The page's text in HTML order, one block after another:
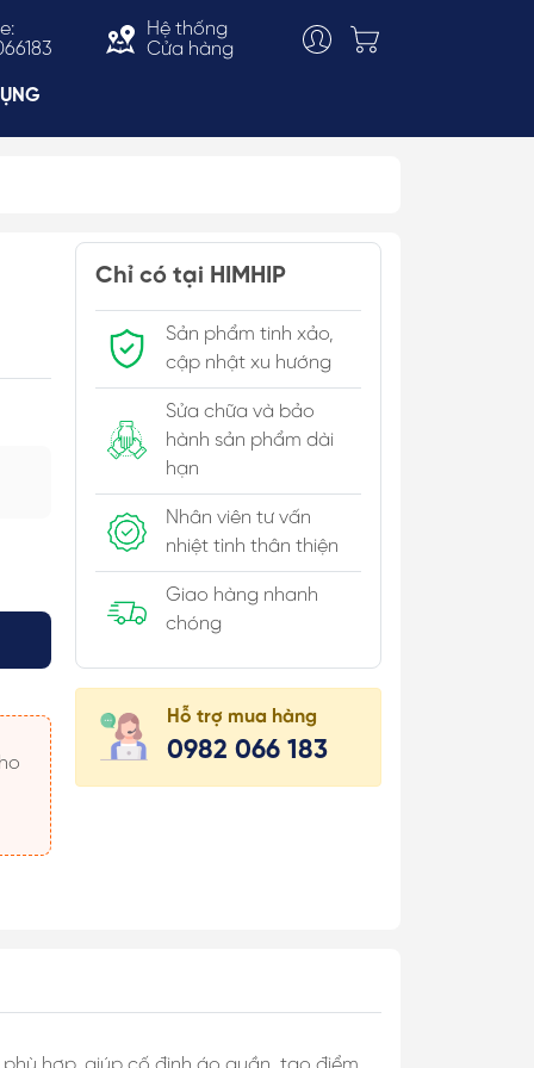
Hệ thống
Cửa hàng
Vòng Cổ Thời Trang
Kiềng Cổ
Chỉ có tại HIMHIP
Sản phẩm tinh xảo,
cập nhật xu hướng
Sửa chữa và bảo
hành sản phẩm dài
hạn
Nhân viên tư vấn
nhiệt tình thân thiện
Giao hàng nhanh
chóng
Hỗ trợ mua hàng
0982 066 183